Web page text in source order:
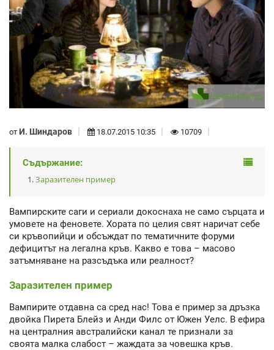
от И. Шиндаров 18.07.2015 10:35 10709
Съдържание:
Заразителен пример
Вампирските саги и сериали докоснаха не само сърцата и
умовете на феновете. Хората по целия свят наричат себе
си кръвопийци и обсъждат по тематичните форуми
дефицитът на легална кръв. Какво е това – масово
затъмняване на разсъдъка или реалност?
Заразителен пример
Вампирите отдавна са сред нас! Това е пример за дръзка
двойка Пирета Блейз и Анди Филс от Южен Уелс. В ефира
на централния австралийски канал те признали за
своята малка слабост – жаждата за човешка кръв.